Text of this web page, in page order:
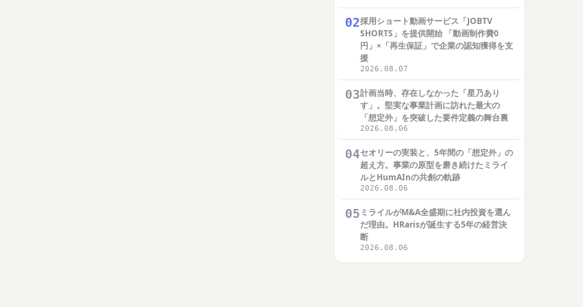
02採用ショート動画サービス「JOBTV
SHORTS」を提供開始 「動画制作費0
円」×「再生保証」で企業の認知獲得を支
援
2026.08.07
03計画当時、存在しなかった「星乃あり
す」。堅実な事業計画に訪れた最大の
「想定外」を突破した要件定義の舞台裏
2026.08.06
04セオリーの実装と、5年間の「想定外」の
超え方。事業の原型を磨き続けたミライ
ルとHumAInの共創の軌跡
2026.08.06
05 ミライルがM&A全盛期に社内投資を選ん
だ理由。HRarisが誕生する5年の経営決
断
2026.08.06